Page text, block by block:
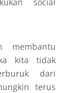
membantu
kita tidak
dari
terus